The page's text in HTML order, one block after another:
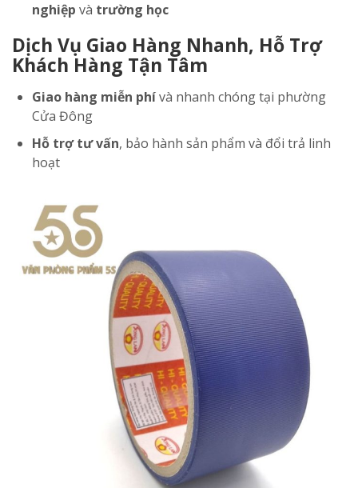
nghiệp và trường học
Dịch Vụ Giao Hàng Nhanh, Hỗ Trợ
Khách Hàng Tận Tâm
Giao hàng miễn phívà nhanh chóng tại phường
Cửa Đông
Hỗ trợ tư vấn, bảo hành sản phẩm và đổi trả linh
hoạt